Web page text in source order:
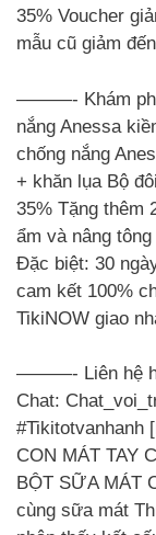
35% Voucher
mẫu cũ giảm
———- Khám phá
nắng Anessa
chống nắng
+ khăn lụa Bộ
35% Tặng thêm
ẩm và nâng
Đặc biệt: 30
cam kết 100%
TikiNOW giao
———- Liên hệ hỗ
Chat:
#Tikitotvanhanh
CON MÁT TAY
BỘT SỮA MÁT
cùng sữa mát